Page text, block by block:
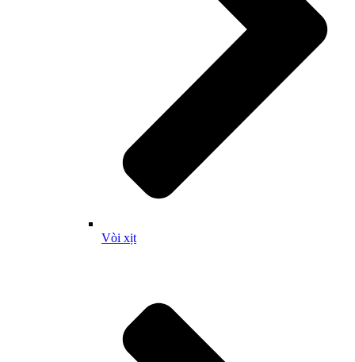
Vòi xịt